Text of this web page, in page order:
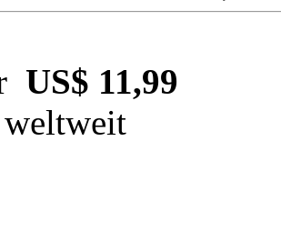
US$ 11,99
weltweit